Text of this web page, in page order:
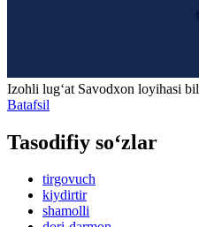
Izohli lugʻat Savodxon loyihasi
Batafsil
Tasodifiy so‘zlar
tirgovuch
kiydirtir
shamolli